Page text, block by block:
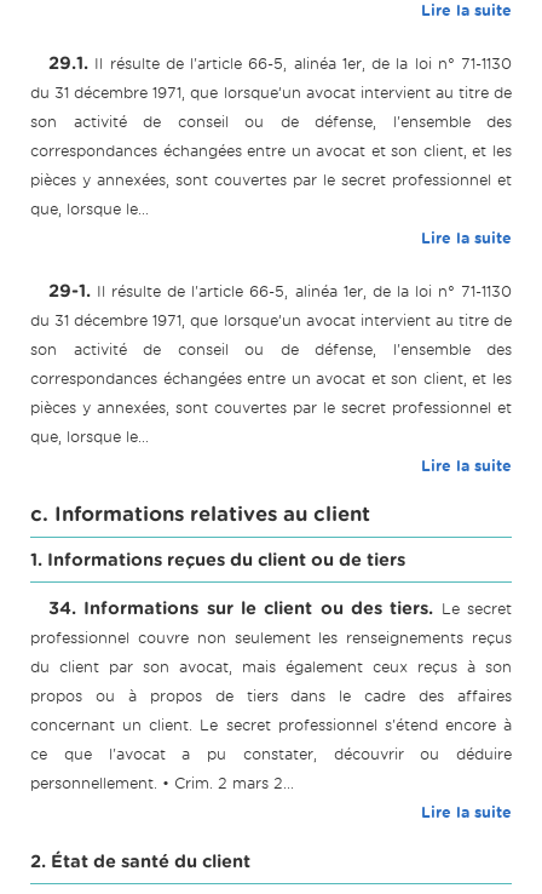
Lire la suite
29.1. Il résulte de l'article 66-5, alinéa 1er, de la loi n° 71-1130
du 31 décembre 1971, que lorsque’un avocat intervient au titre de
son activité de conseil ou de défense, l'ensemble des
correspondances échangées entre un avocat et son client, et les
pièces y annexées, sont couvertes par le secret professionnel et
que, lorsque le...
Lire la suite
29-1. Il résulte de l'article 66-5, alinéa 1er, de la loi n° 71-1130
du 31 décembre 1971, que lorsque’un avocat intervient au titre de
son activité de conseil ou de défense, l'ensemble des
correspondances échangées entre un avocat et son client, et les
pièces y annexées, sont couvertes par le secret professionnel et
que, lorsque le...
Lire la suite
c. Informations relatives au client
1. Informations reçues du client ou de tiers
34. Informations sur le client ou des tiers. Le secret
professionnel couvre non seulement les renseignements reçus
du client par son avocat, mais également ceux reçus à son
propos ou à propos de tiers dans le cadre des affaires
concernant un client. Le secret professionnel s'étend encore à
ce que l'avocat a pu constater, découvrir ou déduire
personnellement. • Crim. 2 mars 2...
Lire la suite
2. État de santé du client